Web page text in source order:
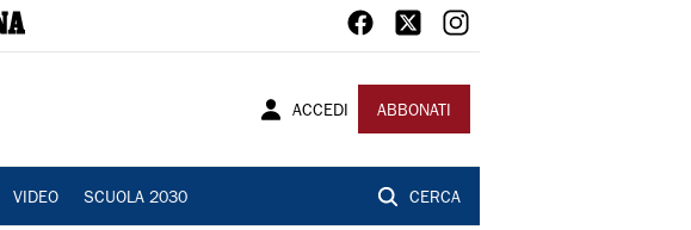
ACCEDI ABBONATI
VIDEO SCUOLA 2030 CERCA